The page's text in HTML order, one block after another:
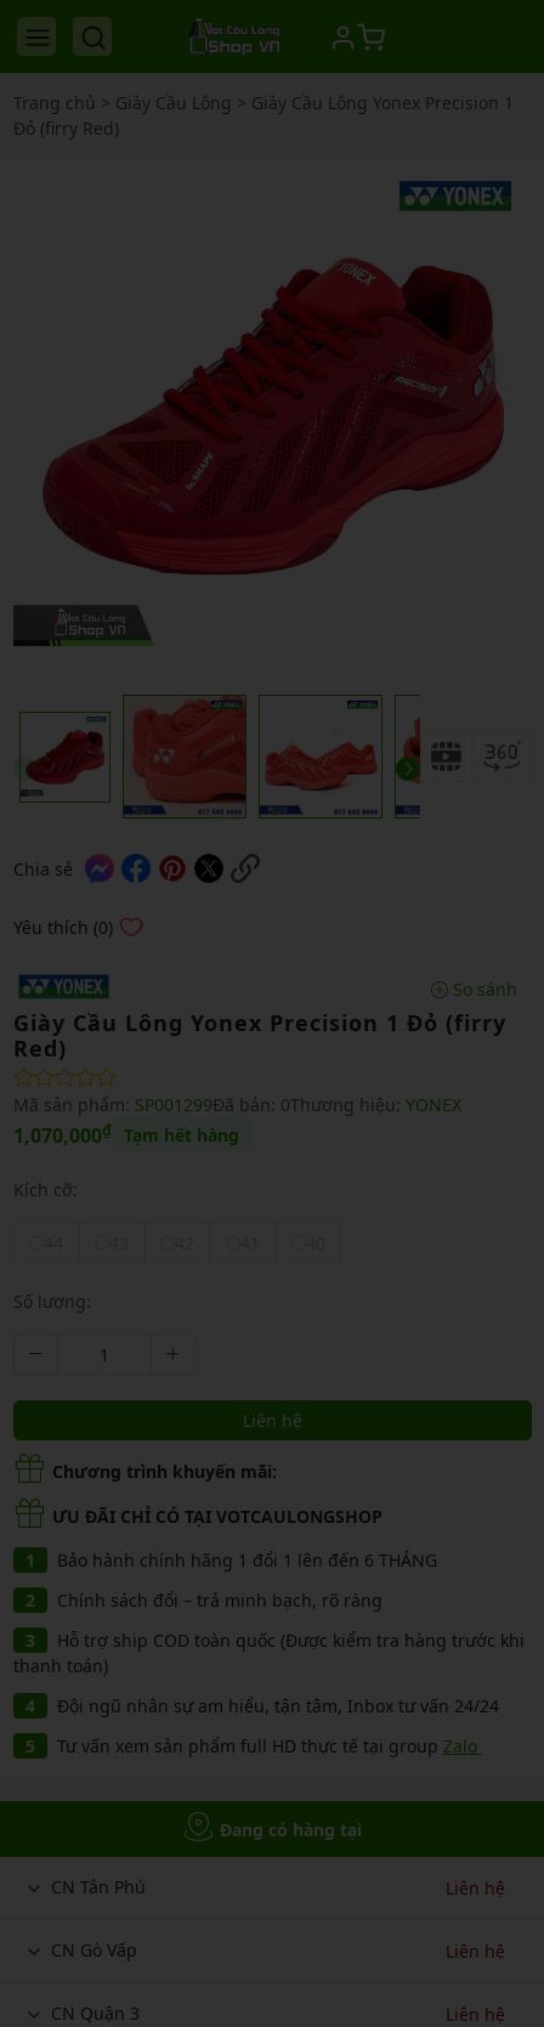
Trang chủ > Giày Cầu Lông > Giày Cầu Lông Yonex Precision 1
Đỏ (firry Red)
Chia sẻ
Yêu thích (0)
So sánh
Giày Cầu Lông Yonex Precision 1 Đỏ (firry
Red)
Mã sản phẩm: SP001299Đã bán: 0Thương hiệu: YONEX
1,070,000₫ Tạm hết hàng
Kích cỡ:
Số lượng:
Liên hệ
Chương trình khuyến mãi:
ƯU ĐÃI CHỈ CÓ TẠI VOTCAULONGSHOP
Bảo hành chính hãng 1 đổi 1 lên đến 6 THÁNG
Chính sách đổi – trả minh bạch, rõ ràng
Hỗ trợ ship COD toàn quốc (Được kiểm tra hàng trước khi
thanh toán)
Đội ngũ nhân sự am hiểu, tận tâm, Inbox tư vấn 24/24
Tư vấn xem sản phẩm full HD thực tế tại group Zalo
Đang có hàng tại
CN Tân Phú Liên hệ
CN Gò Vấp Liên hệ
CN Quận 3 Liên hệ